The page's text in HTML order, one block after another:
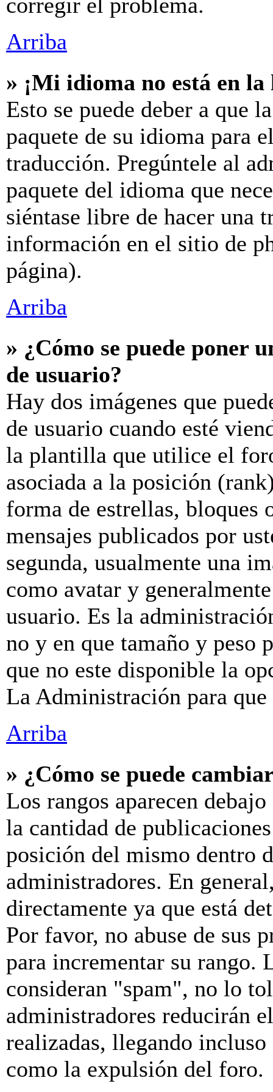
Arriba
» ¡Mi idioma no está en
Esto se puede deber a que
paquete de su idioma para
traducción. Pregúntele al
paquete del idioma que
siéntase libre de hacer una
información en el sitio de
página).
Arriba
» ¿Cómo se puede poner
de usuario?
Hay dos imágenes que
de usuario cuando esté
la plantilla que utilice el
asociada a la posición
forma de estrellas, bloques
mensajes publicados por
segunda, usualmente una
como avatar y
usuario. Es la
no y en que tamaño y peso
que no este disponible la
La Administración para que
Arriba
» ¿Cómo se puede
Los rangos aparecen
la cantidad de
posición del mismo dentro
administradores. En
directamente ya que está
Por favor, no abuse de sus
para incrementar su rango.
consideran "spam", no lo
administradores reducirán
realizadas, llegando
como la expulsión del foro.